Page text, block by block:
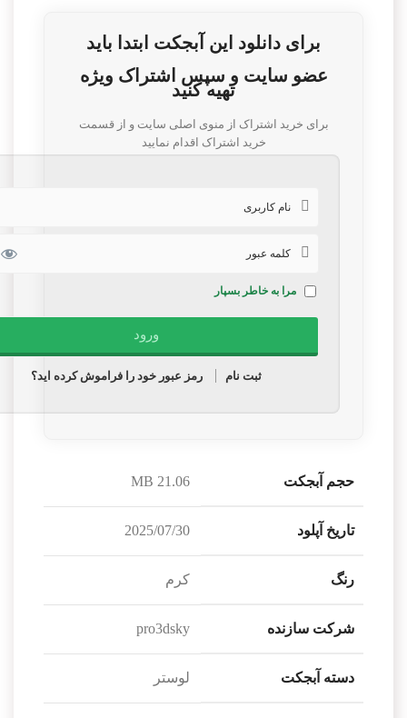
برای دانلود این آبجکت ابتدا باید
عضو سایت و سپس اشتراک ویژه
تهیه کنید
برای خرید اشتراک از منوی اصلی سایت و از قسمت
خرید اشتراک اقدام نمایید
مرا به خاطر بسپار
ثبت نام رمز عبور خود را فراموش کرده اید؟
حجم آبجکت 21.06 MB
تاریخ آپلود 2025/07/30
رنگ کرم
شرکت سازنده pro3dsky
دسته آبجکت لوستر